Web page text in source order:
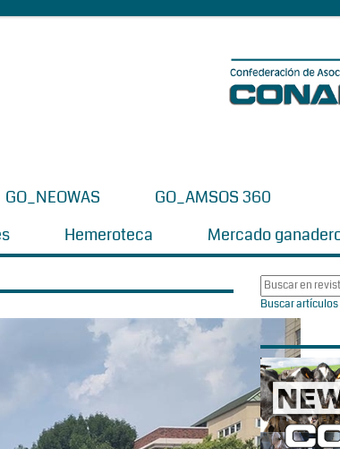
GO_NEOWAS
GO_AMSOS 360
Hemeroteca Mercado
Buscar artículos